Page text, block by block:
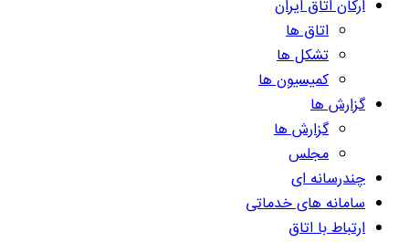
ارکان اتاق ایران
اتاق ها
تشکل ها
کمیسیون ها
گزارش ها
گزارش ها
مجلس
چندرسانه ای
سامانه های خدماتی
ارتباط با اتاق